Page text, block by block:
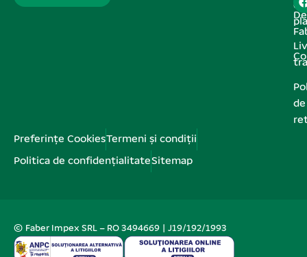
de
de
Preferințe CookiesTermeni și condiții
Politica de confidențialitateSitemap
© Faber Impex SRL – RO 3494669 | J19/192/1993